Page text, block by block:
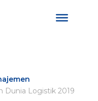
Dunia Logistik 2019